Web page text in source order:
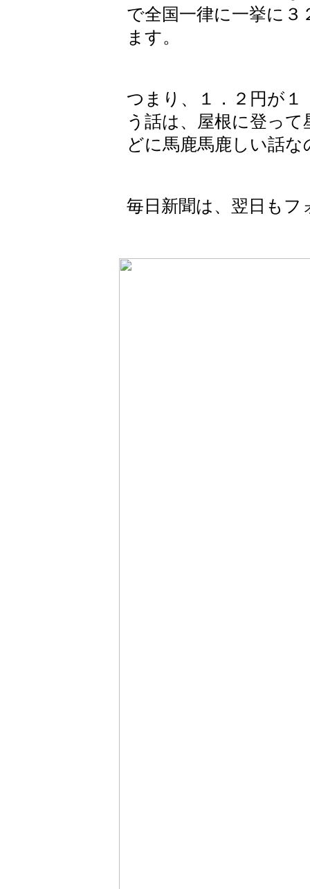
で全国一律に一挙に
ます。
つまり、１．２円が
う話は、屋根に登っ
どに馬鹿馬鹿しい話な
毎日新聞は、翌日も